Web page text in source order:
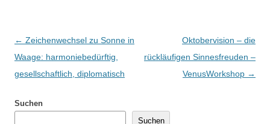
Beitragsnavigation
← Zeichenwechsel zu Sonne in
Waage: harmoniebedürftig,
gesellschaftlich, diplomatisch
Oktobervision – die
rückläufigen Sinnesfreuden –
VenusWorkshop →
Suchen
Suchen